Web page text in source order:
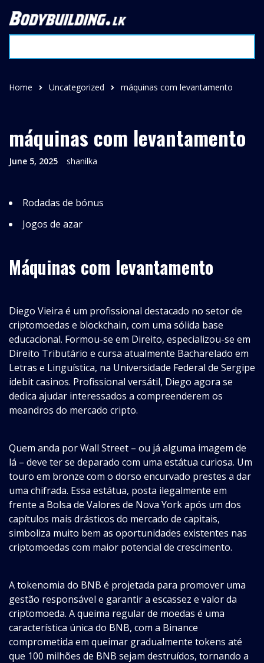
Home Uncategorized máquinas com levantamento
máquinas com levantamento
June 5, 2025 shanilka
Rodadas de bónus
Jogos de azar
Máquinas com levantamento
Diego Vieira é um profissional destacado no setor de
criptomoedas e blockchain, com uma sólida base
educacional. Formou-se em Direito, especializou-se em
Direito Tributário e cursa atualmente Bacharelado em
Letras e Linguística, na Universidade Federal de Sergipe
idebit casinos. Profissional versátil, Diego agora se
dedica ajudar interessados a compreenderem os
meandros do mercado cripto.
Quem anda por Wall Street – ou já alguma imagem de
lá – deve ter se deparado com uma estátua curiosa. Um
touro em bronze com o dorso encurvado prestes a dar
uma chifrada. Essa estátua, posta ilegalmente em
frente a Bolsa de Valores de Nova York após um dos
capítulos mais drásticos do mercado de capitais,
simboliza muito bem as oportunidades existentes nas
criptomoedas com maior potencial de crescimento.
A tokenomia do BNB é projetada para promover uma
gestão responsável e garantir a escassez e valor da
criptomoeda. A queima regular de moedas é uma
característica única do BNB, com a Binance
comprometida em queimar gradualmente tokens até
que 100 milhões de BNB sejam destruídos, tornando a